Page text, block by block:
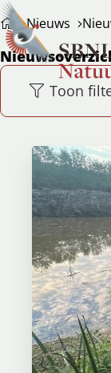
Nieuws
Toon